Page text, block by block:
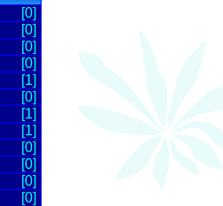
[0]
[0]
[0]
[0]
[1]
[0]
[1]
[1]
[0]
[0]
[0]
[0]